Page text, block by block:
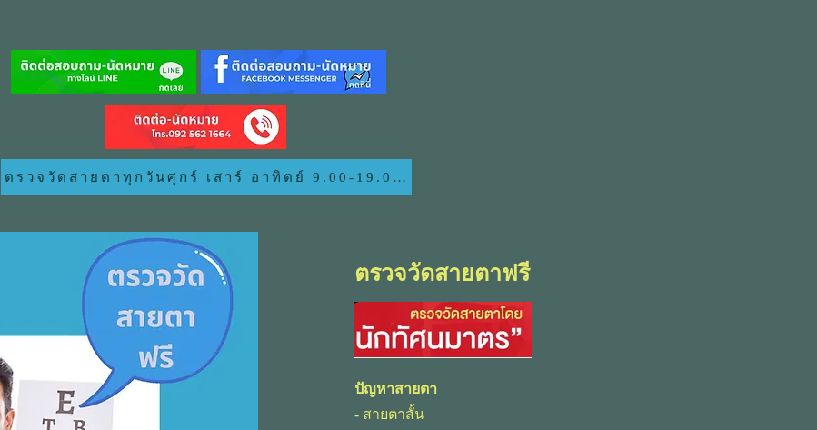
ตรวจวัดสายตาทุกวันศุกร์ เสาร์ อาทิตย์ 9.00-19.00 น.
ตรวจวัดสายตาฟรี
ปัญหาสายตา
- สายตาสั้น